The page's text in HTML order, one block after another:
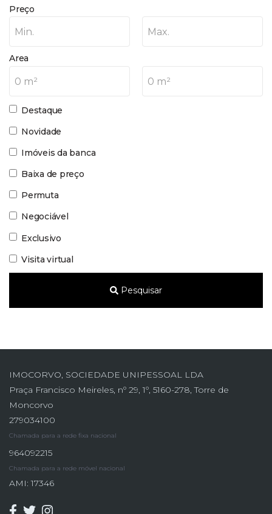
Preço
Min. Max.
Area
0 m² 0 m²
Destaque
Novidade
Imóveis da banca
Baixa de preço
Permuta
Negociável
Exclusivo
Visita virtual
Pesquisar
IMOCORVO, SOCIEDADE UNIPESSOAL LDA
Praça Francisco Meireles, nº 29, 1º, 5160-278, Torre de
Moncorvo
279034100
Chamada para a rede fixa nacional
964092215
Chamada para a rede móvel nacional
AMI: 17346